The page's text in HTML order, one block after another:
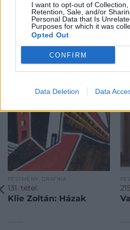
I want to opt-out of Collection,
Retention, Sale, and/or
Personal Data that Is
Purposes for which it was
Opted Out
CONFIRM
Data Deletion Data
KAPCSOLÓDÓ
FESTMÉNY, GRAFIKA
131. tétel:
Klie Zoltán: Házak